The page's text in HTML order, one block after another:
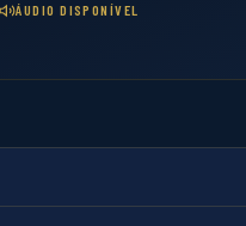
ÁUDIO DISPONÍVEL